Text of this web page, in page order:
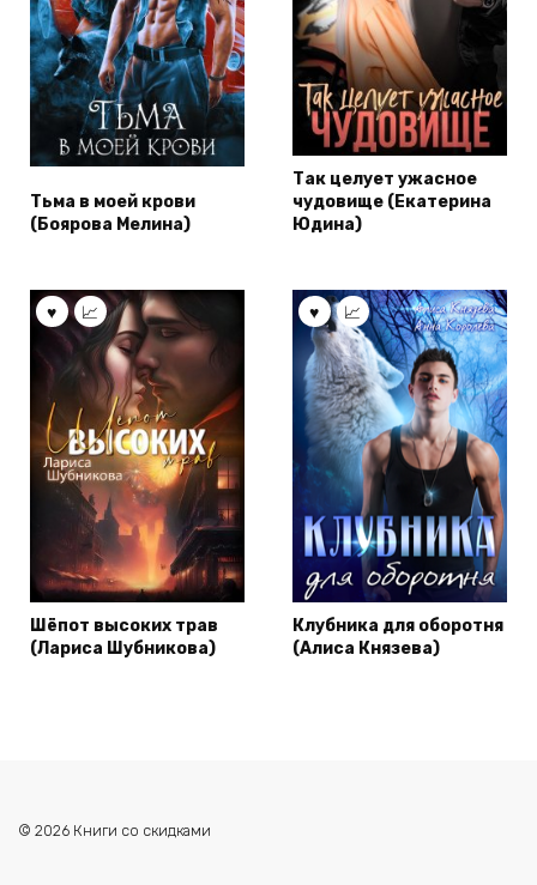
Тьма в моей крови
(Боярова Мелина)
Так целует ужасное
чудовище (Екатерина
Юдина)
Шёпот высоких трав
(Лариса Шубникова)
Клубника для оборотня
(Алиса Князева)
© 2026 Книги со скидками